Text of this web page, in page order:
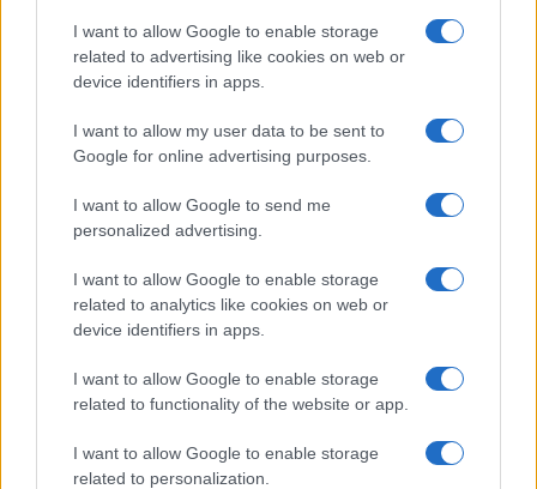
I want to allow Google to enable storage
related to advertising like cookies on web or
device identifiers in apps.
I want to allow my user data to be sent to
Google for online advertising purposes.
I want to allow Google to send me
personalized advertising.
I want to allow Google to enable storage
related to analytics like cookies on web or
device identifiers in apps.
I want to allow Google to enable storage
related to functionality of the website or app.
I want to allow Google to enable storage
related to personalization.
Guía para comparar créditos: TIN, TAE y comisiones
Marta Ruiz · 8 Ago 2026
COTIZACIONES CRYPTO
Precio